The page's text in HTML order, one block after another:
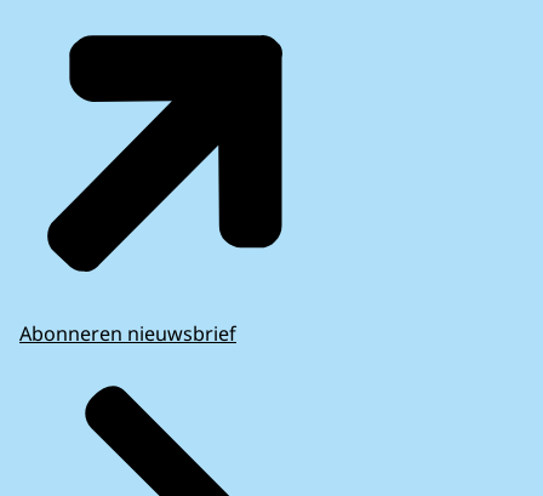
Abonneren nieuwsbrief